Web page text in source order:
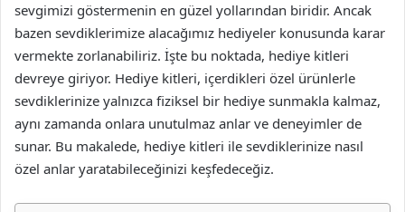
sevgimizi göstermenin en güzel yollarından biridir. Ancak
bazen sevdiklerimize alacağımız hediyeler konusunda karar
vermekte zorlanabiliriz. İşte bu noktada, hediye kitleri
devreye giriyor. Hediye kitleri, içerdikleri özel ürünlerle
sevdiklerinize yalnızca fiziksel bir hediye sunmakla kalmaz,
aynı zamanda onlara unutulmaz anlar ve deneyimler de
sunar. Bu makalede, hediye kitleri ile sevdiklerinize nasıl
özel anlar yaratabileceğinizi keşfedeceğiz.